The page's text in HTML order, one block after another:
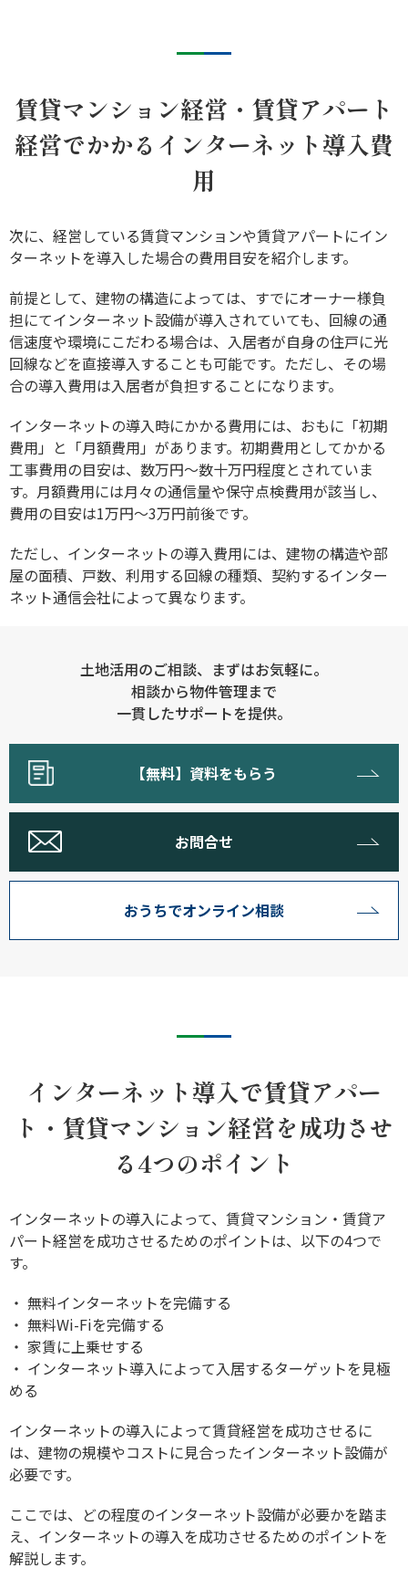
賃貸マンション経営・賃貸アパート
経営でかかるインターネット導入費
用
次に、経営している賃貸マンションや賃貸アパートにイン
ターネットを導入した場合の費用目安を紹介します。
前提として、建物の構造によっては、すでにオーナー様負
担にてインターネット設備が導入されていても、回線の通
信速度や環境にこだわる場合は、入居者が自身の住戸に光
回線などを直接導入することも可能です。ただし、その場
合の導入費用は入居者が負担することになります。
インターネットの導入時にかかる費用には、おもに「初期
費用」と「月額費用」があります。初期費用としてかかる
工事費用の目安は、数万円～数十万円程度とされていま
す。月額費用には月々の通信量や保守点検費用が該当し、
費用の目安は1万円～3万円前後です。
ただし、インターネットの導入費用には、建物の構造や部
屋の面積、戸数、利用する回線の種類、契約するインター
ネット通信会社によって異なります。
土地活用のご相談、まずはお気軽に。
相談から物件管理まで
一貫したサポートを提供。
【無料】資料をもらう
お問合せ
おうちでオンライン相談
インターネット導入で賃貸アパー
ト・賃貸マンション経営を成功させ
る4つのポイント
インターネットの導入によって、賃貸マンション・賃貸ア
パート経営を成功させるためのポイントは、以下の4つで
す。
・ 無料インターネットを完備する
・ 無料Wi-Fiを完備する
・ 家賃に上乗せする
・ インターネット導入によって入居するターゲットを見極
める
インターネットの導入によって賃貸経営を成功させるに
は、建物の規模やコストに見合ったインターネット設備が
必要です。
ここでは、どの程度のインターネット設備が必要かを踏ま
え、インターネットの導入を成功させるためのポイントを
解説します。